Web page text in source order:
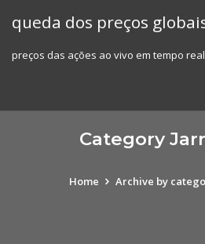
queda dos preços
preços das ações ao vivo em tempo real
Category
Home Archive by